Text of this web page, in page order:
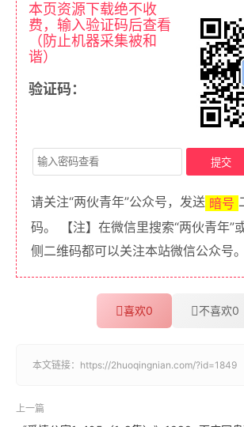
本页资源下载绝不收
费，输入验证码后查看
（防止机器采集被和
谐）
验证码：
请关注“两伙青年”公众号，发送 暗号
码。 【注】在微信里搜索“两伙青年”
侧二维码都可以关注本站微信公众号。
喜欢0 不喜欢0
本文链接： https://2huoqingnian.com/?id=1849
上一篇